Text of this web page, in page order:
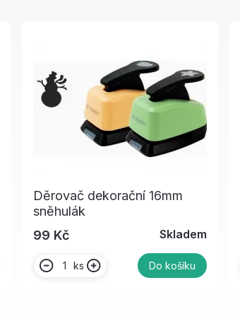
Děrovač dekorační 16mm
sněhulák
99 Kč
Skladem
ks Do košíku